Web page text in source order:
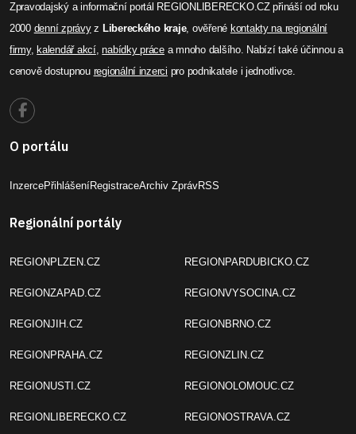
Zpravodajský a informační portál REGIONLIBERECKO.CZ přináší od roku
2000 denní zprávyz Libereckého kraje, ověřené kontakty na regionální
firmy, kalendář akcí,nabídky prácea mnoho dalšího. Nabízí také účinnou a
cenově dostupnou regionální inzerci pro podnikatele i jednotlivce.
O portálu
InzercePřihlášeníRegistraceArchiv ZprávRSS
Regionální portály
REGIONPLZEN.CZ
REGIONZAPAD.CZ
REGIONJIH.CZ
REGIONPRAHA.CZ
REGIONUSTI.CZ
REGIONLIBERECKO.CZ
REGIONPARDUBICKO.CZ
REGIONVYSOCINA.CZ
REGIONBRNO.CZ
REGIONZLIN.CZ
REGIONOLOMOUC.CZ
REGIONOSTRAVA.CZ